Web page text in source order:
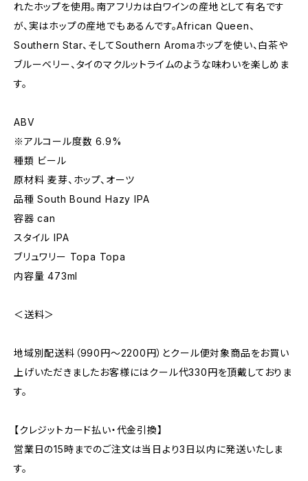
れたホップを使用。南アフリカは白ワインの産地として有名です
が、実はホップの産地でもあるんです。African Queen、
Southern Star、そしてSouthern Aromaホップを使い、白茶や
ブルーベリー、タイのマクルットライムのような味わいを楽しめま
す。
ABV
※アルコール度数 6.9%
種類 ビール
原材料 麦芽、ホップ、オーツ
品種 South Bound Hazy IPA
容器 can
スタイル IPA
ブリュワリー Topa Topa
内容量 473ml
＜送料＞
地域別配送料（990円～2200円）とクール便対象商品をお買い
上げいただきましたお客様にはクール代330円を頂戴しておりま
す。
【クレジットカード払い・代金引換】
営業日の15時までのご注文は当日より3日以内に発送いたしま
す。